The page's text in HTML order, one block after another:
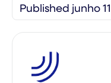
Published junho